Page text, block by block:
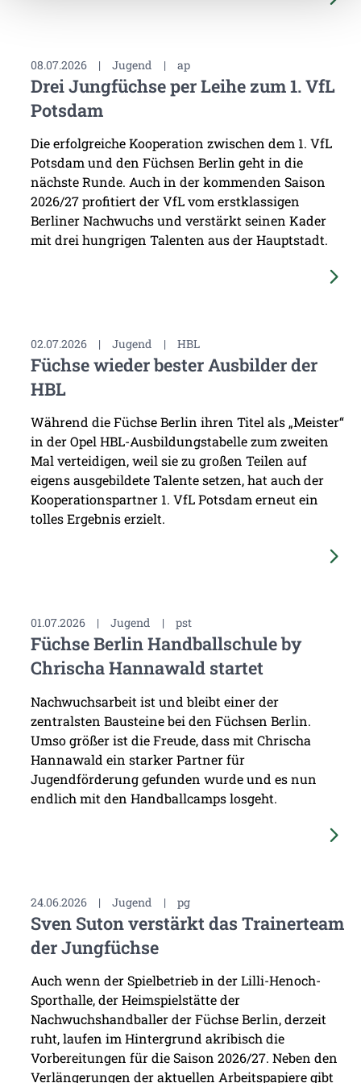
08.07.2026 | Jugend | ap
Drei Jungfüchse per Leihe zum 1. VfL
Potsdam
Die erfolgreiche Kooperation zwischen dem 1. VfL
Potsdam und den Füchsen Berlin geht in die
nächste Runde. Auch in der kommenden Saison
2026/27 profitiert der VfL vom erstklassigen
Berliner Nachwuchs und verstärkt seinen Kader
mit drei hungrigen Talenten aus der Hauptstadt.
02.07.2026 | Jugend | HBL
Füchse wieder bester Ausbilder der
HBL
Während die Füchse Berlin ihren Titel als „Meister“
in der Opel HBL-Ausbildungstabelle zum zweiten
Mal verteidigen, weil sie zu großen Teilen auf
eigens ausgebildete Talente setzen, hat auch der
Kooperationspartner 1. VfL Potsdam erneut ein
tolles Ergebnis erzielt.
01.07.2026 | Jugend | pst
Füchse Berlin Handballschule by
Chrischa Hannawald startet
Nachwuchsarbeit ist und bleibt einer der
zentralsten Bausteine bei den Füchsen Berlin.
Umso größer ist die Freude, dass mit Chrischa
Hannawald ein starker Partner für
Jugendförderung gefunden wurde und es nun
endlich mit den Handballcamps losgeht.
24.06.2026 | Jugend | pg
Sven Suton verstärkt das Trainerteam
der Jungfüchse
Auch wenn der Spielbetrieb in der Lilli-Henoch-
Sporthalle, der Heimspielstätte der
Nachwuchshandballer der Füchse Berlin, derzeit
ruht, laufen im Hintergrund akribisch die
Vorbereitungen für die Saison 2026/27. Neben den
Verlängerungen der aktuellen Arbeitspapiere gibt